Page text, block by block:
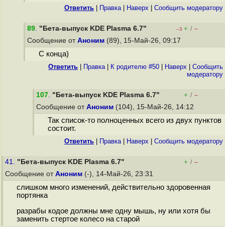
Ответить Правка| Наверх Cообщить модератору
89. "Бета-выпуск KDE Plasma 6.7" –3 + / –
Сообщение от Аноним (89), 15-Май-26, 09:17
С конца)
Ответить Правка| К родителю #50 Наверх
Cообщить
модератору
107. "Бета-выпуск KDE Plasma 6.7" + / –
Сообщение от Аноним (104), 15-Май-26, 14:12
Так список-то полноценных всего из двух пунктов
состоит.
Ответить Правка| Наверх Cообщить модератору
41. "Бета-выпуск KDE Plasma 6.7" + / –
Сообщение от Аноним (-), 14-Май-26, 23:31
слишком много изменений, действительно здоровенная
портянка
разрабы кодое должны мне одну мышь, ну или хотя бы
заменить стертое колесо на старой